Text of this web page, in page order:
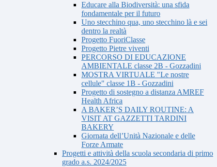
Educare alla Biodiversità: una sfida
fondamentale per il futuro
Uno stecchino qua, uno stecchino là e sei
dentro la realtà
Progetto FuoriClasse
Progetto Pietre viventi
PERCORSO DI EDUCAZIONE
AMBIENTALE classe 2B - Gozzadini
MOSTRA VIRTUALE "Le nostre
cellule" classe 1B - Gozzadini
Progetto di sostegno a distanza AMREF
Health Africa
A BAKER’S DAILY ROUTINE: A
VISIT AT GAZZETTI TARDINI
BAKERY
Giornata dell’Unità Nazionale e delle
Forze Armate
Progetti e attività della scuola secondaria di primo
grado a.s. 2024/2025